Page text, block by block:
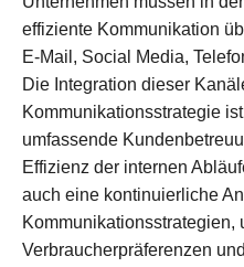
effiziente Kommunikation
E-Mail, Social Media,
Die Integration dieser
Kommunikationsstrategie
umfassende
Effizienz der internen
auch eine kontinuierliche
Kommunikationsstrategien,
Verbraucherpräferenzen